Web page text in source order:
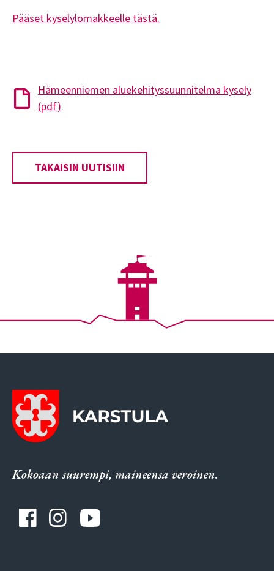
Pääset kyselylomakkeelle tästä.
Hämeenniemen aluekehityssuunnitelma kysely
(pdf)
TAKAISIN UUTISIIN
Kokoaan suurempi, maineensa veroinen.